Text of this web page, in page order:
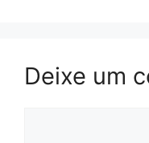
Deixe um